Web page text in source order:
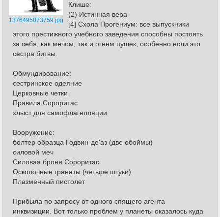
1376495073759.jpg
Клише:
(2) Истинная вера
[4] Схола Прогениум: все выпускники
этого престижного учебного заведения способны постоять
за себя, как мечом, так и огнём пушек, особенно если это
сестра битвы.
Обмундирование:
сестринское одеяние
Церковные четки
Правила Сороритас
хлыст для самофлагелляции
Вооружение:
болтер образца Годвин-де'аз (две обоймы)
силовой меч
Силовая броня Сороритас
Осколочные гранаты (четыре штуки)
Плазменный пистолет
Прибыла по запросу от одного спящего агента
инквизиции. Вот только проблем у планеты оказалось куда